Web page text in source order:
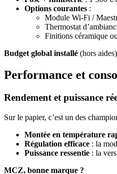
Options courantes :
Module Wi-Fi /
Thermostat
Finitions céramique
Budget global installé (hors
Performance et
Rendement et puissance
Sur le papier, c’est un des
Montée en température
Régulation efficace : la
Puissance ressentie : la
MCZ, bonne marque ?